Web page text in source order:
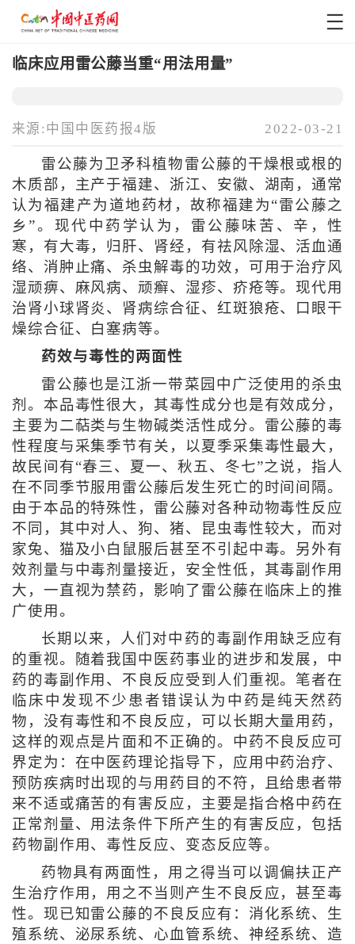
临床应用雷公藤当重“用法用量”
来源:中国中医药报4版 2022-03-21
雷公藤为卫矛科植物雷公藤的干燥根或根的
木质部，主产于福建、浙江、安徽、湖南，通常
认为福建产为道地药材，故称福建为“雷公藤之
乡”。现代中药学认为，雷公藤味苦、辛，性
寒，有大毒，归肝、肾经，有祛风除湿、活血通
络、消肿止痛、杀虫解毒的功效，可用于治疗风
湿顽痹、麻风病、顽癣、湿疹、疥疮等。现代用
治肾小球肾炎、肾病综合征、红斑狼疮、口眼干
燥综合征、白塞病等。
药效与毒性的两面性
雷公藤也是江浙一带菜园中广泛使用的杀虫
剂。本品毒性很大，其毒性成分也是有效成分，
主要为二萜类与生物碱类活性成分。雷公藤的毒
性程度与采集季节有关，以夏季采集毒性最大，
故民间有“春三、夏一、秋五、冬七”之说，指人
在不同季节服用雷公藤后发生死亡的时间间隔。
由于本品的特殊性，雷公藤对各种动物毒性反应
不同，其中对人、狗、猪、昆虫毒性较大，而对
家兔、猫及小白鼠服后甚至不引起中毒。另外有
效剂量与中毒剂量接近，安全性低，其毒副作用
大，一直视为禁药，影响了雷公藤在临床上的推
广使用。
长期以来，人们对中药的毒副作用缺乏应有
的重视。随着我国中医药事业的进步和发展，中
药的毒副作用、不良反应受到人们重视。笔者在
临床中发现不少患者错误认为中药是纯天然药
物，没有毒性和不良反应，可以长期大量用药，
这样的观点是片面和不正确的。中药不良反应可
界定为：在中医药理论指导下，应用中药治疗、
预防疾病时出现的与用药目的不符，且给患者带
来不适或痛苦的有害反应，主要是指合格中药在
正常剂量、用法条件下所产生的有害反应，包括
药物副作用、毒性反应、变态反应等。
药物具有两面性，用之得当可以调偏扶正产
生治疗作用，用之不当则产生不良反应，甚至毒
性。现已知雷公藤的不良反应有：消化系统、生
殖系统、泌尿系统、心血管系统、神经系统、造